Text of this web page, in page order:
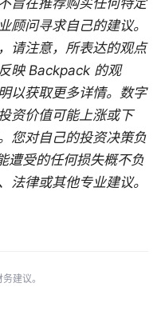
旨在推荐购买任何特定
顾问寻求自己的建议。
请注意，所表达的观点
映 Backpack 的观
以获取更多详情。数字
资价值可能上涨或下
您对自己的投资决策负
遭受的任何损失概不负
法律或其他专业建议。
建议。